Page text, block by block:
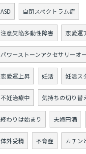
ASD 自閉スペクトラム症
注意欠陥多動性障害 恋愛運
パワーストーンアクセサリーオ
恋愛運上昇 妊活 妊活ス
不妊治療中 気持ちの切り替
終わりは始まり 夫婦円満
体外受精 不育症 カチン